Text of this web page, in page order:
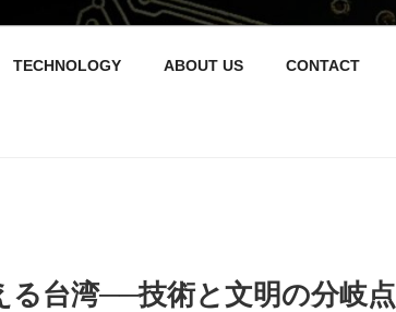
TECHNOLOGY ABOUT US CONTACT
る台湾──技術と文明の分岐点